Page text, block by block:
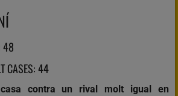
48
CASES: 44
contra un rival molt igual en